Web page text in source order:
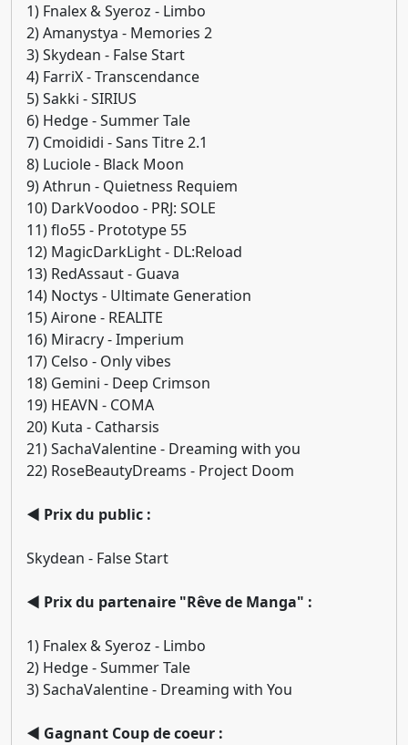
1) Fnalex & Syeroz - Limbo
2) Amanystya - Memories 2
3) Skydean - False Start
4) FarriX - Transcendance
5) Sakki - SIRIUS
6) Hedge - Summer Tale
7) Cmoididi - Sans Titre 2.1
8) Luciole - Black Moon
9) Athrun - Quietness Requiem
10) DarkVoodoo - PRJ: SOLE
11) flo55 - Prototype 55
12) MagicDarkLight - DL:Reload
13) RedAssaut - Guava
14) Noctys - Ultimate Generation
15) Airone - REALITE
16) Miracry - Imperium
17) Celso - Only vibes
18) Gemini - Deep Crimson
19) HEAVN - COMA
20) Kuta - Catharsis
21) SachaValentine - Dreaming with you
22) RoseBeautyDreams - Project Doom
◄ Prix du public :
Skydean - False Start
◄ Prix du partenaire "Rêve de Manga" :
1) Fnalex & Syeroz - Limbo
2) Hedge - Summer Tale
3) SachaValentine - Dreaming with You
◄ Gagnant Coup de coeur :